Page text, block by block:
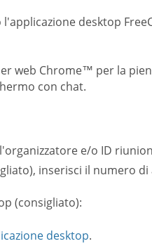
desktop
web Chrome™ per la
con chat.
e/o ID
inserisci il numero di
(consigliato):
desktop.